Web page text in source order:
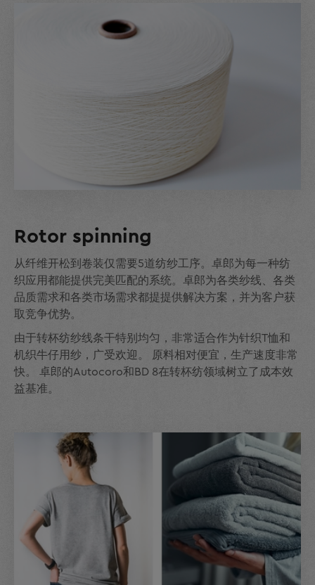
Rotor spinning
从纤维开松到卷装仅需要5道纺纱工序。卓郎为每一种纺
织应用都能提供完美匹配的系统。卓郎为各类纱线、各类
品质需求和各类市场需求都提提供解决方案，并为客户获
取竞争优势。
由于转杯纺纱线条干特别均匀，非常适合作为针织T恤和
机织牛仔用纱，广受欢迎。 原料相对便宜，生产速度非常
快。 卓郎的Autocoro和BD 8在转杯纺领域树立了成本效
益基准。